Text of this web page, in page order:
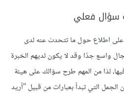
سؤال فعلي
اطلاع حول ما تتحدث عنه لدى
واسع جدًا وقد لا يكون لديهم الخبرة
لذا من المهم طرح سؤالك على هيئة
التي تبدأ بعبارات من قبيل "أريد